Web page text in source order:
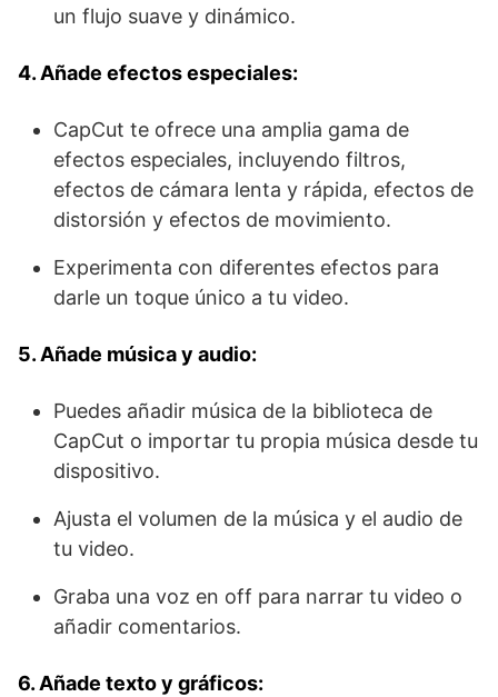
un flujo suave y dinámico.
4. Añade efectos especiales:
CapCut te ofrece una amplia gama de
efectos especiales, incluyendo filtros,
efectos de cámara lenta y rápida, efectos de
distorsión y efectos de movimiento.
Experimenta con diferentes efectos para
darle un toque único a tu video.
5. Añade música y audio:
Puedes añadir música de la biblioteca de
CapCut o importar tu propia música desde tu
dispositivo.
Ajusta el volumen de la música y el audio de
tu video.
Graba una voz en off para narrar tu video o
añadir comentarios.
6. Añade texto y gráficos: